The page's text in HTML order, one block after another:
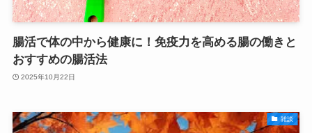
腸活で体の中から健康に！免疫力を高める腸の働きと
おすすめの腸活法
2025年10月22日
雑談